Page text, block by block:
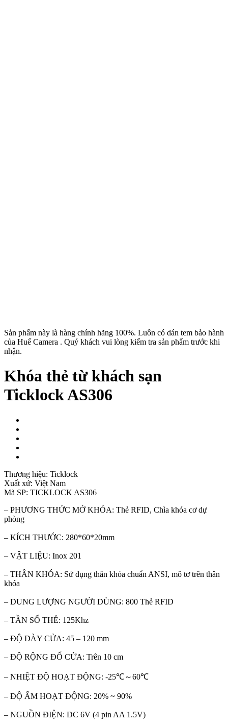
Sản phẩm này là hàng chính hãng 100%. Luôn có dán tem bảo hành
của Huế Camera . Quý khách vui lòng kiểm tra sản phẩm trước khi
nhận.
Khóa thẻ từ khách sạn
Ticklock AS306
Thương hiệu: Ticklock
Xuất xứ: Việt Nam
Mã SP: TICKLOCK AS306
– PHƯƠNG THỨC MỞ KHÓA: Thẻ RFID, Chìa khóa cơ dự
phòng
– KÍCH THƯỚC: 280*60*20mm
– VẬT LIỆU: Inox 201
– THÂN KHÓA: Sử dụng thân khóa chuẩn ANSI, mô tơ trên thân
khóa
– DUNG LƯỢNG NGƯỜI DÙNG: 800 Thẻ RFID
– TẦN SỐ THẺ: 125Khz
– ĐỘ DÀY CỬA: 45 – 120 mm
– ĐỘ RỘNG ĐỐ CỬA: Trên 10 cm
– NHIỆT ĐỘ HOẠT ĐỘNG: -25℃～60℃
– ĐỘ ẨM HOẠT ĐỘNG: 20% ~ 90%
– NGUỒN ĐIỆN: DC 6V (4 pin AA 1.5V)